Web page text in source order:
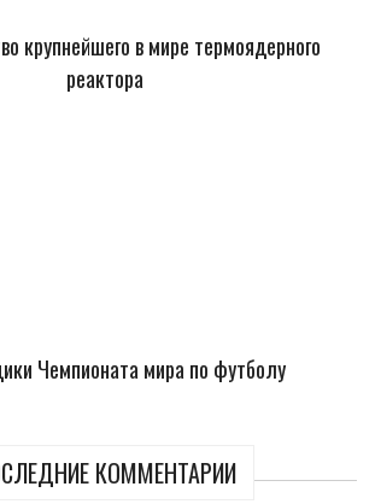
крупнейшего в мире термоядерного
реактора
Чемпионата мира по футболу
КОММЕНТАРИИ